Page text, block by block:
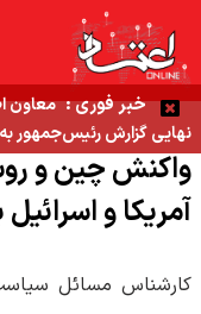
خبر فوری : معاون
نهایی گزارش رئیس‌جمهور
واکنش چین و
آمریکا و
کارشناس مسائل